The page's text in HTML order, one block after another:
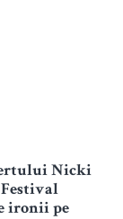
Nicki
ironii pe